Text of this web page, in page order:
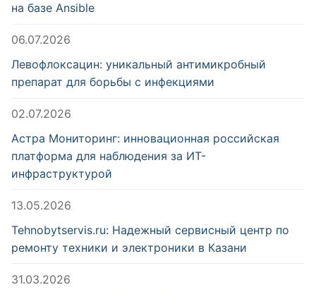
на базе Ansible
06.07.2026
Левофлоксацин: уникальный антимикробный
препарат для борьбы с инфекциями
02.07.2026
Астра Мониторинг: инновационная российская
платформа для наблюдения за ИТ-
инфраструктурой
13.05.2026
Tehnobytservis.ru: Надежный сервисный центр по
ремонту техники и электроники в Казани
31.03.2026